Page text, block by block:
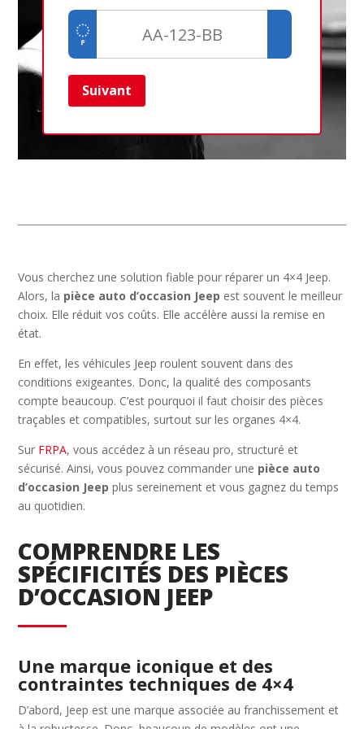
Suivant
Vous cherchez une solution fiable pour réparer un 4×4 Jeep.
Alors, la pièce auto d’occasion Jeep est souvent le meilleur
choix. Elle réduit vos coûts. Elle accélère aussi la remise en
état.
En effet, les véhicules Jeep roulent souvent dans des
conditions exigeantes. Donc, la qualité des composants
compte beaucoup. C’est pourquoi il faut choisir des pièces
traçables et compatibles, surtout sur les organes 4×4.
Sur FRPA, vous accédez à un réseau pro, structuré et
sécurisé. Ainsi, vous pouvez commander une pièce auto
d’occasion Jeep plus sereinement et vous gagnez du temps
au quotidien.
COMPRENDRE LES
SPÉCIFICITÉS DES PIÈCES
D’OCCASION JEEP
Une marque iconique et des
contraintes techniques de 4×4
D’abord, Jeep est une marque associée au franchissement et